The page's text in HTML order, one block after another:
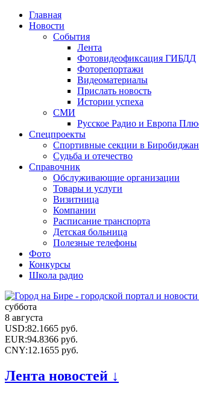
Главная
Новости
События
Лента
Фотовидеофиксация ГИБДД
Фоторепортажи
Видеоматериалы
Прислать новость
Истории успеха
СМИ
Русское Радио и Европа
Спецпроекты
Спортивные секции в
Судьба и отечество
Справочник
Обслуживающие организации
Товары и услуги
Визитница
Компании
Расписание транспорта
Детская больница
Полезные телефоны
Фото
Конкурсы
Школа радио
суббота
8 августа
USD:82.1665 руб.
EUR:94.8366 руб.
CNY:12.1655 руб.
Лента новостей ↓